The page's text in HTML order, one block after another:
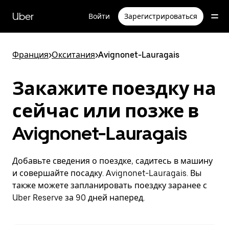
перейти
к
Uber Войти Зарегистрироваться
Франция>Окситания>Avignonet-Lauragais
Закажите поездку на
сейчас или позже в
Avignonet-Lauragais
Добавьте сведения о поездке, садитесь в машину
и совершайте посадку. Avignonet-Lauragais. Вы
также можете запланировать поездку заранее с
Uber Reserve за 90 дней наперед.